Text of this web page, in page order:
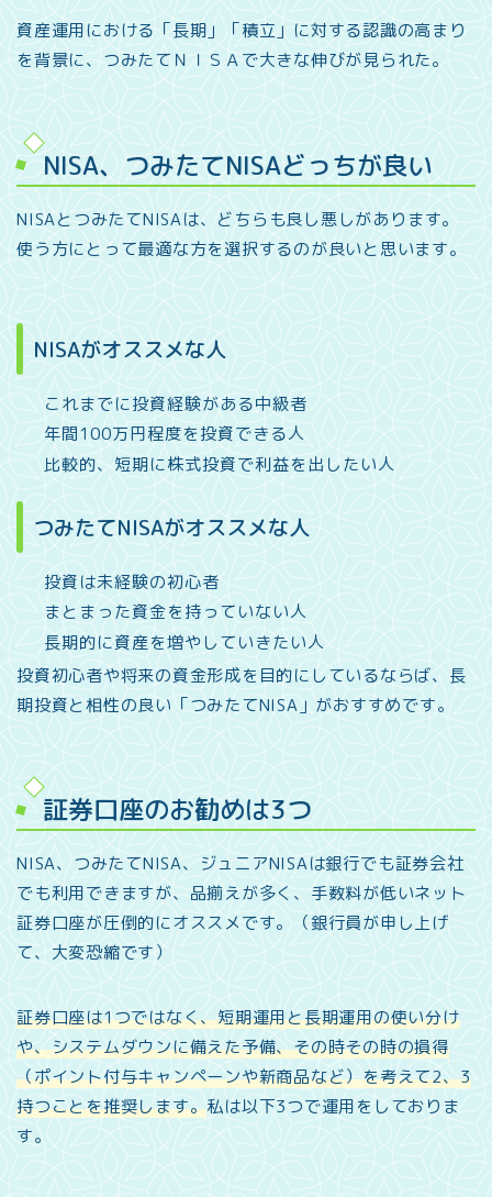
資産運用における「長期」「積立」に対する認識の高まり
を背景に、つみたてＮＩＳＡで大きな伸びが見られた。
NISA、つみたてNISAどっちが良い
NISAとつみたてNISAは、どちらも良し悪しがあります。
使う方にとって最適な方を選択するのが良いと思います。
NISAがオススメな人
これまでに投資経験がある中級者
年間100万円程度を投資できる人
比較的、短期に株式投資で利益を出したい人
つみたてNISAがオススメな人
投資は未経験の初心者
まとまった資金を持っていない人
長期的に資産を増やしていきたい人
投資初心者や将来の資金形成を目的にしているならば、長
期投資と相性の良い「つみたてNISA」がおすすめです。
証券口座のお勧めは3つ
NISA、つみたてNISA、ジュニアNISAは銀行でも証券会社
でも利用できますが、品揃えが多く、手数料が低いネット
証券口座が圧倒的にオススメです。（銀行員が申し上げ
て、大変恐縮です）
証券口座は1つではなく、短期運用と長期運用の使い分け
や、システムダウンに備えた予備、その時その時の損得
（ポイント付与キャンペーンや新商品など）を考えて2、3
持つことを推奨します。私は以下3つで運用をしておりま
す。